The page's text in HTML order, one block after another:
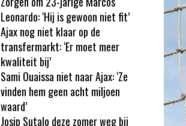
Leonardo: ‘Hij is gewoon niet fit’
Ajax nog niet klaar op de
transfermarkt: ‘Er moet meer
kwaliteit bij’
Sami Ouaissa niet naar Ajax: ‘Ze
vinden hem geen acht miljoen
waard’
Josip Sutalo deze zomer weg bij